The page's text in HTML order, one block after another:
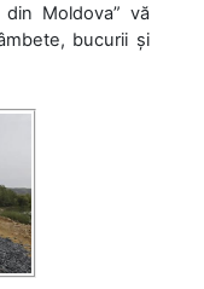
Moldova” vă
bucurii și